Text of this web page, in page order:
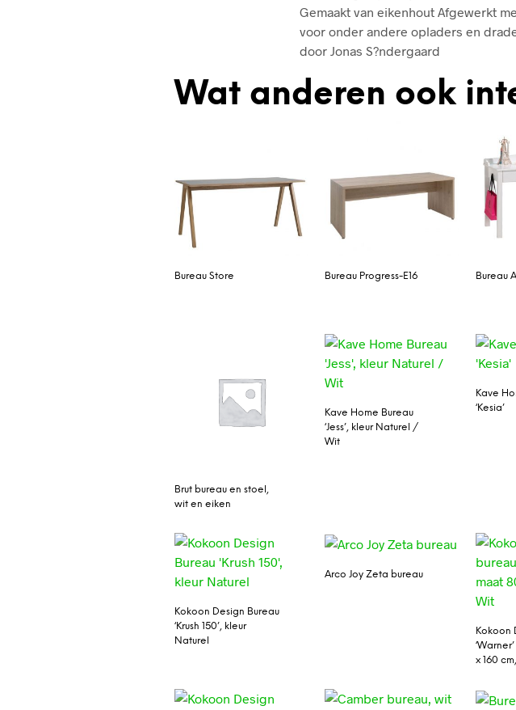
Gemaakt van eikenhout Afgewerkt
voor onder andere opladers en
door Jonas S?ndergaard
Wat anderen ook
Bureau Store Bureau Progress-E16 Bureau
Brut bureau en stoel,
wit en eiken
Kave Home Bureau
‘Jess’, kleur Naturel /
Wit
Kave
‘Kesia’
Kokoon Design Bureau
‘Krush 150’, kleur
Naturel
Arco Joy Zeta bureau
Kokoon
x 160